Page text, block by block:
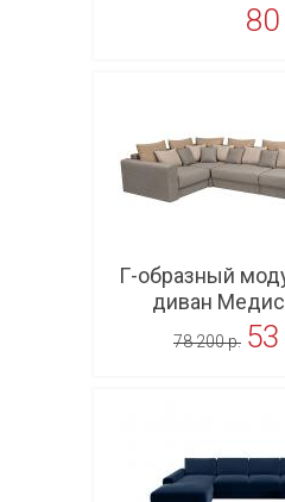
Г-образный
диван
78 200 p.